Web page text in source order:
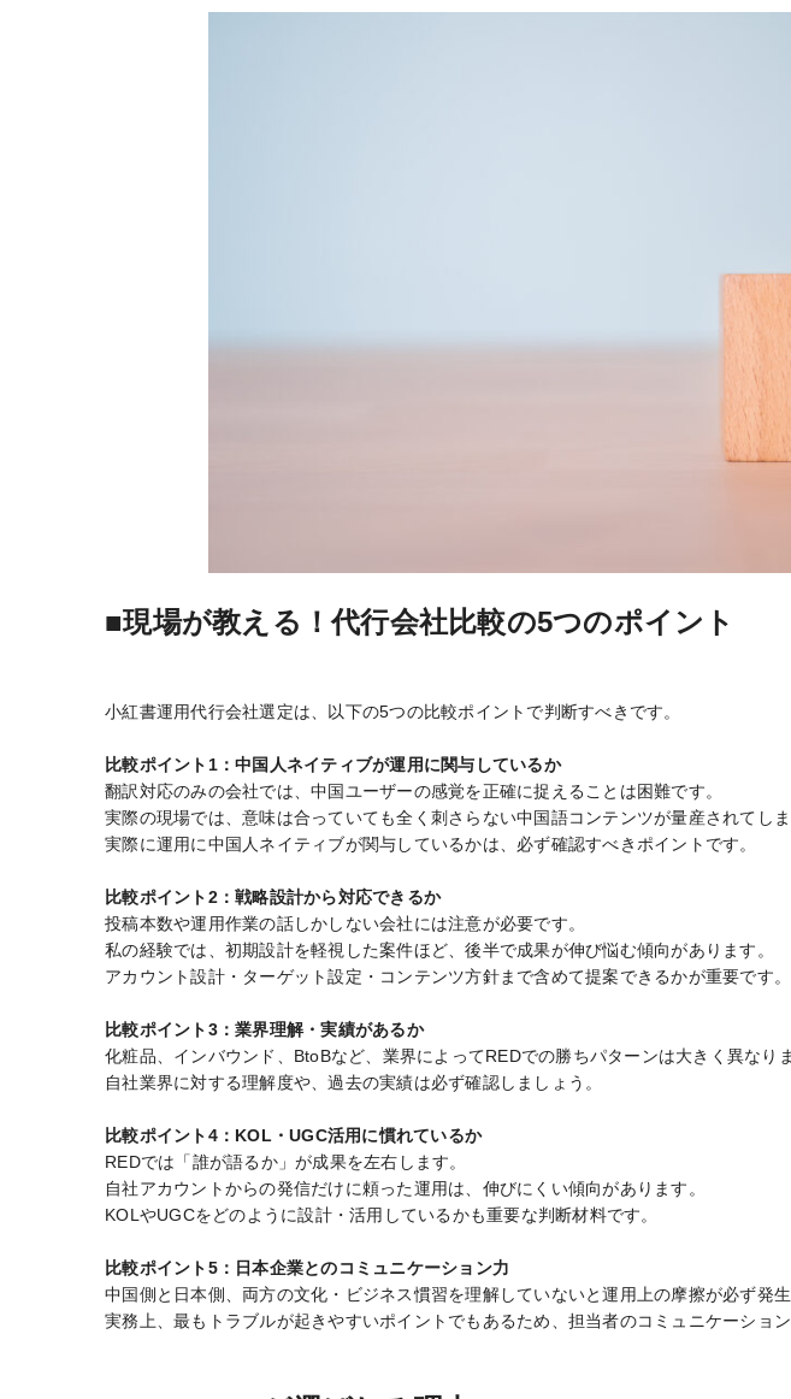
■現場が教える！代行会社比較の5つのポイント
小紅書運用代行会社選定は、以下の5つの比較ポイントで判断すべきです。
比較ポイント1：中国人ネイティブが運用に関与しているか
翻訳対応のみの会社では、中国ユーザーの感覚を正確に捉えることは困難です。
実際の現場では、意味は合っていても全く刺さらない中国語コンテンツが量産されてし
実際に運用に中国人ネイティブが関与しているかは、必ず確認すべきポイントです。
比較ポイント2：戦略設計から対応できるか
投稿本数や運用作業の話しかしない会社には注意が必要です。
私の経験では、初期設計を軽視した案件ほど、後半で成果が伸び悩む傾向があります。
アカウント設計・ターゲット設定・コンテンツ方針まで含めて提案できるかが重要です。
比較ポイント3： 業界理解・実績があるか
化粧品、インバウンド、BtoBなど、業界によってREDでの勝ちパターンは大きく異なりま
自社業界に対する理解度や、過去の実績は必ず確認しましょう。
比較ポイント4：KOL・UGC活用に慣れているか
REDでは「誰が語るか」が成果を左右します。
自社アカウントからの発信だけに頼った運用は、伸びにくい傾向があります。
KOLやUGCをどのように設計・活用しているかも重要な判断材料です。
比較ポイント5：日本企業とのコミュニケーション力
中国側と日本側、両方の文化・ビジネス慣習を理解していないと運用上の摩擦が必ず発生
実務上、最もトラブルが起きやすいポイントでもあるため、担当者のコミュニケーショ